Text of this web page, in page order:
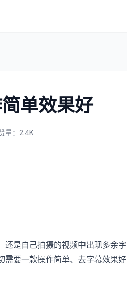
单效果好
量：2.4K
还是自己拍摄的视频中出现多余字
需要一款操作简单、去字幕效果好